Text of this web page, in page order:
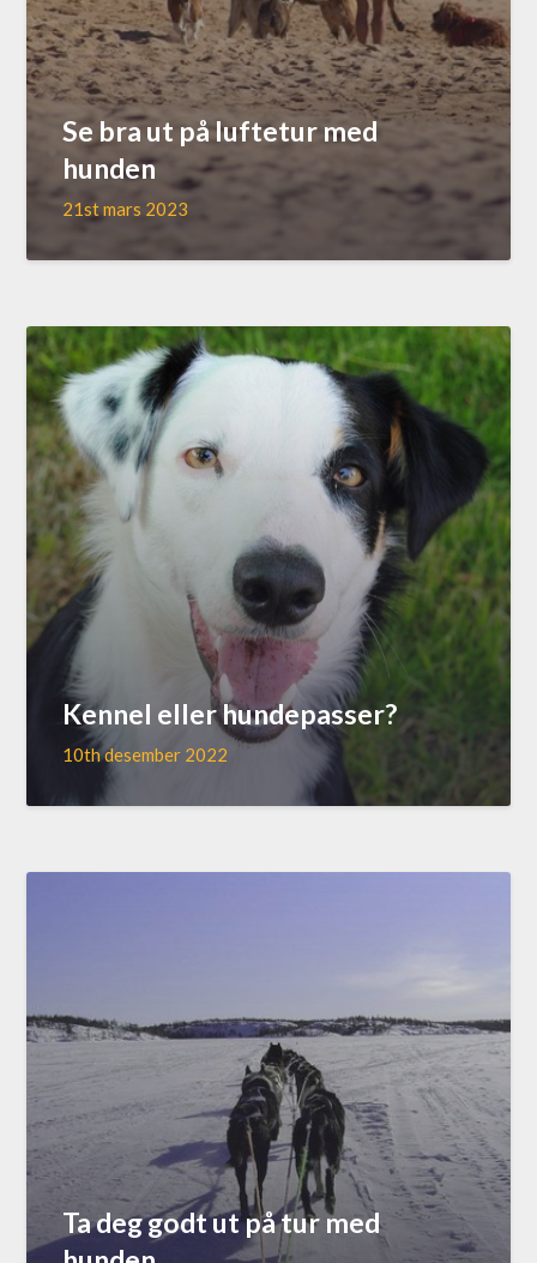
Se bra ut på luftetur med
hunden
21st mars 2023
Kennel eller hundepasser?
10th desember 2022
Ta deg godt ut på tur med